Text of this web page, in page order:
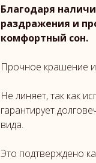
Благодаря
раздражения и
комфортный сон.
Прочное крашение
Не линяет, так как
гарантирует
вида.
Это подтверждено